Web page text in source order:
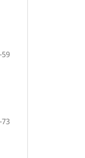
59
73